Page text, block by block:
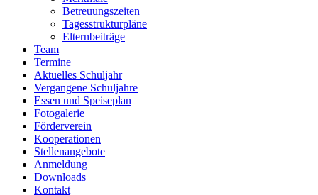
Betreuungszeiten
Tagesstrukturpläne
Elternbeiträge
Team
Termine
Aktuelles Schuljahr
Vergangene Schuljahre
Essen und Speiseplan
Fotogalerie
Förderverein
Kooperationen
Stellenangebote
Anmeldung
Downloads
Kontakt